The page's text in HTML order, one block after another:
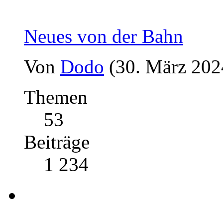
Neues von der Bahn
Von Dodo (30. März
Themen
53
Beiträge
1 234